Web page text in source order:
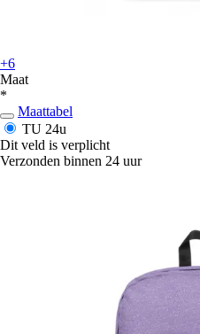
+6
Maat
*
Maattabel
TU 24u
Dit veld is verplicht
Verzonden binnen 24 uur